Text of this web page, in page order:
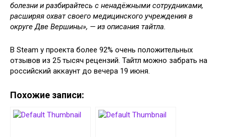
болезни и разбирайтесь с ненадёжными сотрудниками,
расширяя охват своего медицинского учреждения в
округе Две Вершины», — из описания тайтла.
В Steam у проекта более 92% очень положительных
отзывов из 25 тысяч рецензий. Тайтл можно забрать на
российский аккаунт до вечера 19 июня.
Похожие записи: